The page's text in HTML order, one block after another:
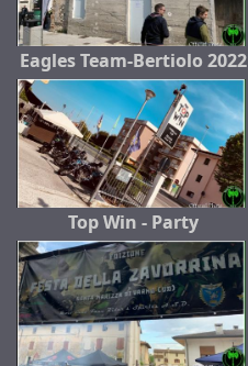
Eagles Team-Bertiolo 2022
Top Win - Party